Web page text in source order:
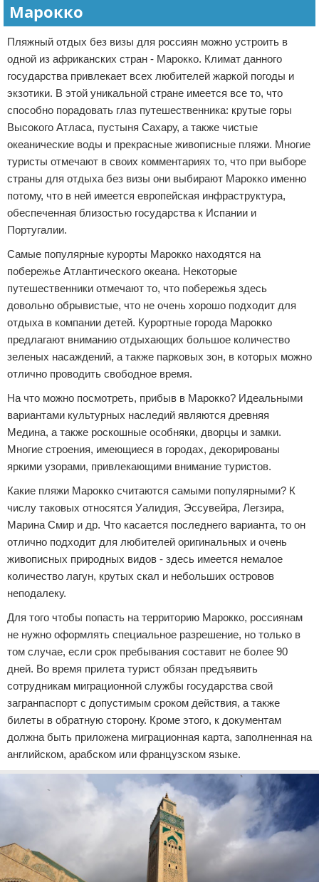
Марокко
Пляжный отдых без визы для россиян можно устроить в
одной из африканских стран - Марокко. Климат данного
государства привлекает всех любителей жаркой погоды и
экзотики. В этой уникальной стране имеется все то, что
способно порадовать глаз путешественника: крутые горы
Высокого Атласа, пустыня Сахару, а также чистые
океанические воды и прекрасные живописные пляжи. Многие
туристы отмечают в своих комментариях то, что при выборе
страны для отдыха без визы они выбирают Марокко именно
потому, что в ней имеется европейская инфраструктура,
обеспеченная близостью государства к Испании и
Португалии.
Самые популярные курорты Марокко находятся на
побережье Атлантического океана. Некоторые
путешественники отмечают то, что побережья здесь
довольно обрывистые, что не очень хорошо подходит для
отдыха в компании детей. Курортные города Марокко
предлагают вниманию отдыхающих большое количество
зеленых насаждений, а также парковых зон, в которых можно
отлично проводить свободное время.
На что можно посмотреть, прибыв в Марокко? Идеальными
вариантами культурных наследий являются древняя
Медина, а также роскошные особняки, дворцы и замки.
Многие строения, имеющиеся в городах, декорированы
яркими узорами, привлекающими внимание туристов.
Какие пляжи Марокко считаются самыми популярными? К
числу таковых относятся Уалидия, Эссувейра, Легзира,
Марина Смир и др. Что касается последнего варианта, то он
отлично подходит для любителей оригинальных и очень
живописных природных видов - здесь имеется немалое
количество лагун, крутых скал и небольших островов
неподалеку.
Для того чтобы попасть на территорию Марокко, россиянам
не нужно оформлять специальное разрешение, но только в
том случае, если срок пребывания составит не более 90
дней. Во время прилета турист обязан предъявить
сотрудникам миграционной службы государства свой
загранпаспорт с допустимым сроком действия, а также
билеты в обратную сторону. Кроме этого, к документам
должна быть приложена миграционная карта, заполненная на
английском, арабском или французском языке.